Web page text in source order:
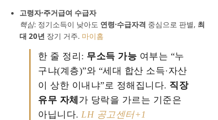
고령자·주거급여 수급자
핵심: 정기소득이 낮아도 연령·수급자격 중심으로 판별, 최
대 20년 장기 거주. 마이홈
한 줄 정리: 무소득 가능 여부는 “누
구냐(계층)”와 “세대 합산 소득·자산
이 상한 이내냐”로 정해집니다. 직장
유무 자체 가 당락을 가르는 기준은
아닙니다. LH 공고센터+1